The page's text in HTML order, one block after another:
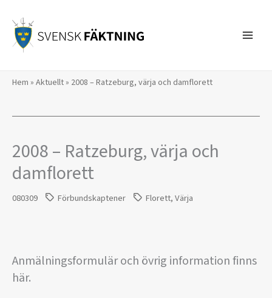
innehåll
Hem » Aktuellt» 2008 – Ratzeburg, värja och damflorett
2008 – Ratzeburg, värja och
damflorett
080309 Förbundskaptener Florett,Värja
Anmälningsformulär och övrig information finns
här.